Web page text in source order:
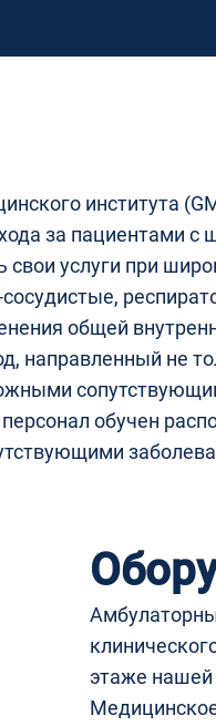
института
за пациентами
услуги при
общей
направленный не
обучен
этаже нашей